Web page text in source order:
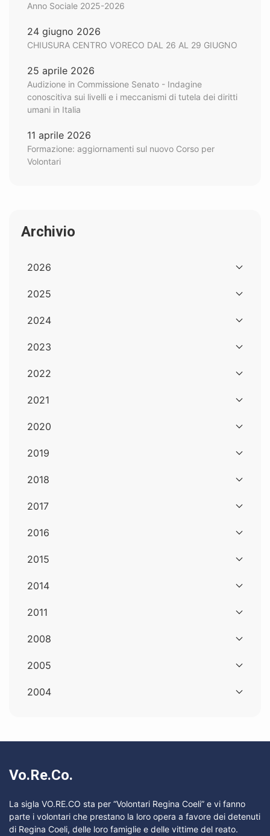
Anno Sociale 2025-2026
24 giugno 2026
CHIUSURA CENTRO VORECO DAL 26 AL 29 GIUGNO
25 aprile 2026
Audizione in Commissione Senato - Indagine
conoscitiva sui livelli e i meccanismi di tutela dei diritti
umani in Italia
11 aprile 2026
Formazione: aggiornamenti sul nuovo Corso per
Volontari
Archivio
2026
2025
2024
2023
2022
2021
2020
2019
2018
2017
2016
2015
2014
2011
2008
2005
2004
Vo.Re.Co.
La sigla VO.RE.CO sta per “Volontari Regina Coeli” e vi fanno
parte i volontari che prestano la loro opera a favore dei detenuti
di Regina Coeli, delle loro famiglie e delle vittime del reato.